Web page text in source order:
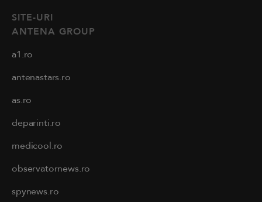
SITE-URI
ANTENA GROUP
a1.ro
antenastars.ro
as.ro
deparinti.ro
medicool.ro
observatornews.ro
spynews.ro